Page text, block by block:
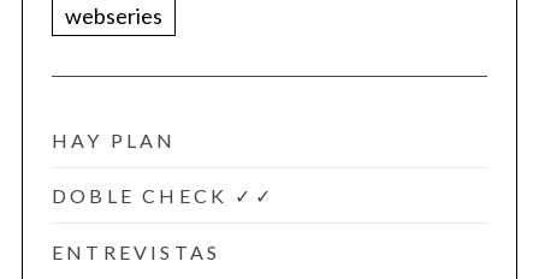
webseries
HAY PLAN
DOBLE CHECK ✓✓
ENTREVISTAS